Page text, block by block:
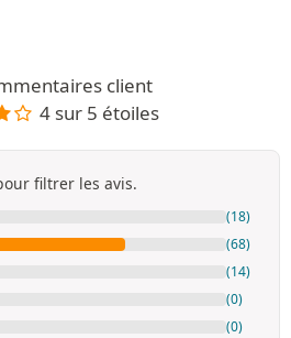
client
4 sur 5 étoiles
filtrer les avis.
(18)
(68)
(14)
(0)
(0)